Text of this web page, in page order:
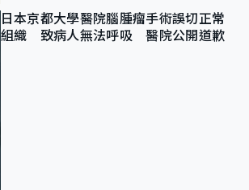
日本京都大學醫院腦腫瘤手術誤切正常
組織 致病人無法呼吸 醫院公開道歉